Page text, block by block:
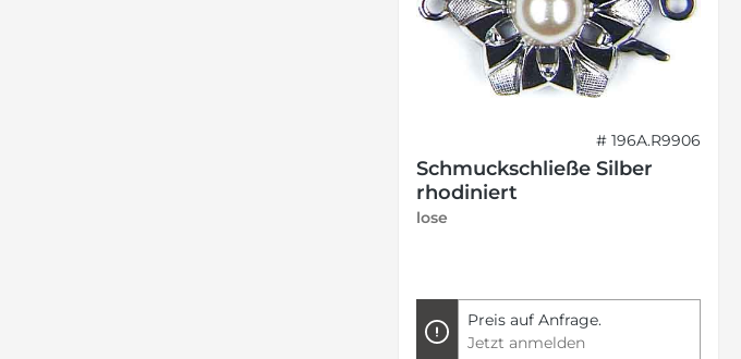
# 196A.R9906
Schmuckschließe Silber
rhodiniert
lose
Preis auf Anfrage.
Jetzt anmelden